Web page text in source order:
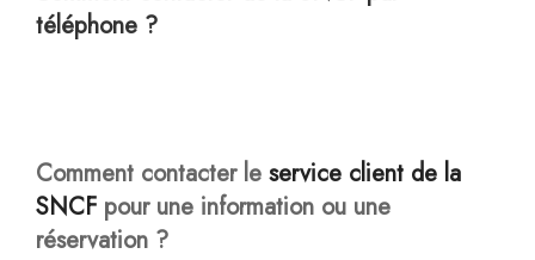
téléphone ?
Comment contacter le service client de la
SNCF pour une information ou une
réservation ?